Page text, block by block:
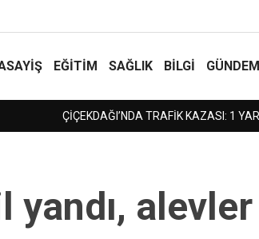
EĞİTİM SAĞLIK BİLGİ GÜNDEM